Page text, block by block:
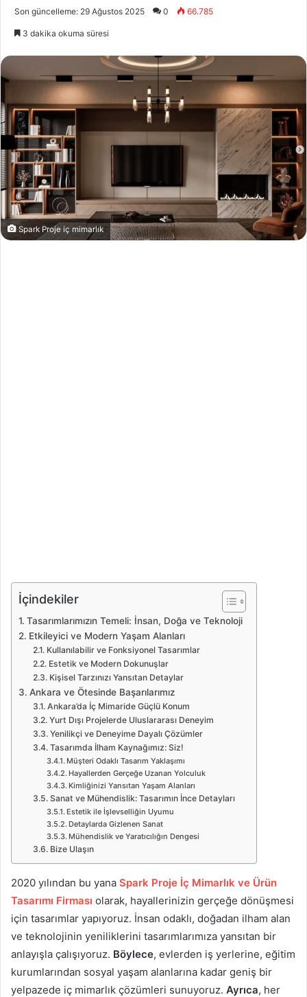
göndermek
Son güncelleme: 29 Ağustos 2025 0 66.785
3 dakika okuma süresi
Spark Proje iç mimarlık
İçindekiler
Tasarımlarımızın Temeli: İnsan, Doğa ve Teknoloji
Etkileyici ve Modern Yaşam Alanları
Kullanılabilir ve Fonksiyonel Tasarımlar
Estetik ve Modern Dokunuşlar
Kişisel Tarzınızı Yansıtan Detaylar
Ankara ve Ötesinde Başarılarımız
Ankara’da İç Mimaride Güçlü Konum
Yurt Dışı Projelerde Uluslararası Deneyim
Yenilikçi ve Deneyime Dayalı Çözümler
Tasarımda İlham Kaynağımız: Siz!
Müşteri Odaklı Tasarım Yaklaşımı
Hayallerden Gerçeğe Uzanan Yolculuk
Kimliğinizi Yansıtan Yaşam Alanları
Sanat ve Mühendislik: Tasarımın İnce Detayları
Estetik ile İşlevselliğin Uyumu
Detaylarda Gizlenen Sanat
Mühendislik ve Yaratıcılığın Dengesi
Bize Ulaşın
2020 yılından bu yana Spark Proje İç Mimarlık ve Ürün
Tasarımı Firması olarak, hayallerinizin gerçeğe dönüşmesi
için tasarımlar yapıyoruz. İnsan odaklı, doğadan ilham alan
ve teknolojinin yeniliklerini tasarımlarımıza yansıtan bir
anlayışla çalışıyoruz. Böylece, evlerden iş yerlerine, eğitim
kurumlarından sosyal yaşam alanlarına kadar geniş bir
yelpazede iç mimarlık çözümleri sunuyoruz. Ayrıca, her